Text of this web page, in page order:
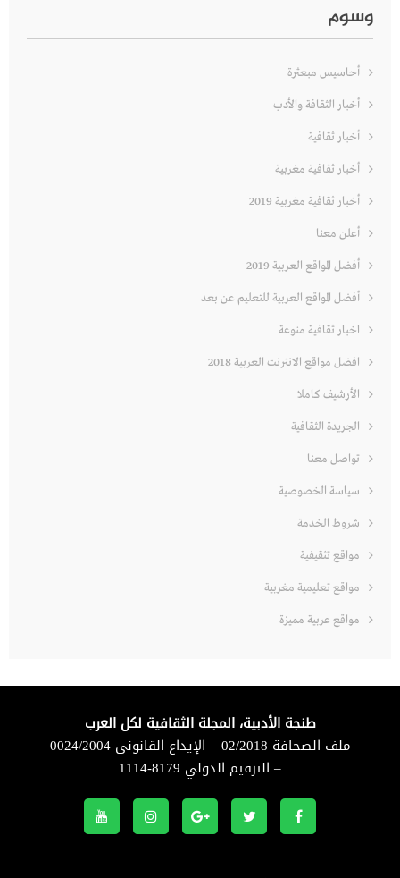
وسوم
أحاسيس مبعثرة
أخبار الثقافة والأدب
أخبار ثقافية
أخبار ثقافية مغربية
أخبار ثقافية مغربية 2019
أعلن معنا
أفضل المواقع العربية 2019
أفضل المواقع العربية للتعليم عن بعد
اخبار ثقافية منوعة
افضل مواقع الانترنت العربية 2018
الأرشيف كاملا
الجريدة الثقافية
تواصل معنا
سياسة الخصوصية
شروط الخدمة
مواقع تثقيفية
مواقع تعليمية مغربية
مواقع عربية مميزة
طنجة الأدبية، المجلة الثقافية لكل العرب
ملف الصحافة 02/2018 – الإيداع القانوني 0024/2004
– الترقيم الدولي 8179-1114